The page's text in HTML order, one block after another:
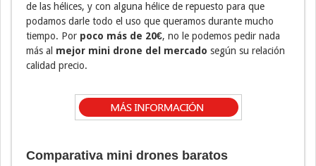
de las hélices, y con alguna hélice de repuesto para que
podamos darle todo el uso que queramos durante mucho
tiempo. Por poco más de 20€, no le podemos pedir nada
más al mejor mini drone del mercado según su relación
calidad precio.
Comparativa mini drones baratos